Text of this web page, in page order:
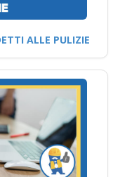
ALLE PULIZIE